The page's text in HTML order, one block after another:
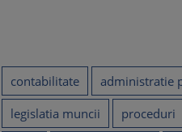
contabilitate administratie
legislatia muncii
proceduri